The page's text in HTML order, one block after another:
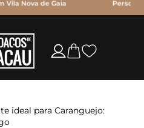
as suas próprias mensagens!!!
ideal para Caranguejo: